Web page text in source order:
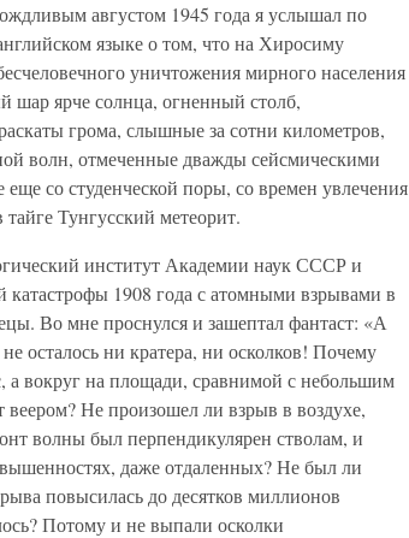
августом 1945 года я услышал по
языке о том, что на Хиросиму
уничтожения мирного населения
шар ярче солнца, огненный столб,
грома, слышные за сотни километров,
волн, отмеченные дважды сейсмическими
со студенческой поры, со времен увлечения
Тунгусский метеорит.
институт Академии наук СССР и
катастрофы 1908 года с атомными взрывами в
Во мне проснулся и зашептал фантаст: «А
осталось ни кратера, ни осколков! Почему
а вокруг на площади, сравнимой с небольшим
веером? Не произошел ли взрыв в воздухе,
волны был перпендикулярен стволам, и
даже отдаленных? Не был ли
повысилась до десятков миллионов
Потому и не выпали осколки